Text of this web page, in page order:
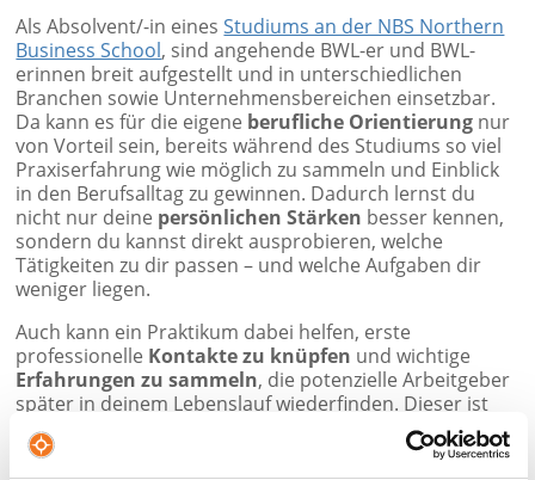
Als Absolvent/-in einesStudiums an der NBS Northern
Business School, sind angehende BWL-er und BWL-
erinnen breit aufgestellt und in unterschiedlichen
Branchen sowie Unternehmensbereichen einsetzbar.
Da kann es für die eigene berufliche Orientierung nur
von Vorteil sein, bereits während des Studiums so viel
Praxiserfahrung wie möglich zu sammeln und Einblick
in den Berufsalltag zu gewinnen. Dadurch lernst du
nicht nur deine persönlichen Stärken besser kennen,
sondern du kannst direkt ausprobieren, welche
Tätigkeiten zu dir passen – und welche Aufgaben dir
weniger liegen.
Auch kann ein Praktikum dabei helfen, erste
professionelle Kontakte zu knüpfen und wichtige
Erfahrungen zu sammeln, die potenzielle Arbeitgeber
später in deinem Lebenslauf wiederfinden. Dieser ist
schließlich deine ganz persönliche Visitenkarte in der
Arbeitswelt, deshalb gilt: Je mehr Büroluft du bereits im